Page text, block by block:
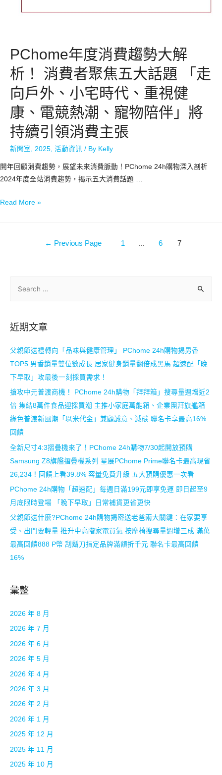
PChome年度消費趨勢大解
析！ 消費者聚焦五大話題 「走
向戶外、小宅時代、重視健
康、電競熱潮、寵物陪伴」將
持續引領消費主張
新聞室, 2025, 活動資訊 / By Kelly
開年回顧消費趨勢，展望未來消費脈動！PChome 24h購物深入剖析
2024年度全站消費趨勢，揭示五大消費話題 …
Read More »
← Previous Page 1 ... 6 7
近期文章
父親節送禮轉向「品味與健康管理」 PChome 24h購物揭男香
TOP5 男香銷量雙位數成長 居家健身銷量翻倍成黑馬 超速配「晚
下早取」攻最後一刻採買需求！
搶攻中元普渡商機！ PChome 24h購物「拜拜箱」搜尋量週增近2
倍 集結8萬件食品迎採買潮 主推小家庭萬能箱、企業團拜旗艦箱
綠色普渡新風潮「以米代金」兼顧誠意、減碳 聯名卡享最高16%
回饋
全新尺寸4:3摺疊機來了！PChome 24h購物7/30起開放預購
Samsung Z8旗艦摺疊機系列 星展PChome Prime聯名卡最高現省
26,234！回饋上看39.8% 容量免費升級 五大預購優惠一次看
PChome 24h購物「超速配」每週日滿199元即享免運 即日起至9
月底限時登場 「晚下早取」日常補貨更省更快
父親節送什麼?PChome 24h購物揭密送老爸兩大關鍵：在家要享
受、出門要輕量 推升中高階家電買氣 按摩椅搜尋量週增三成 滿萬
最高回饋888 P幣 刮鬍刀指定品牌滿額折千元 聯名卡最高回饋
16%
彙整
2026 年 8 月
2026 年 7 月
2026 年 6 月
2026 年 5 月
2026 年 4 月
2026 年 3 月
2026 年 2 月
2026 年 1 月
2025 年 12 月
2025 年 11 月
2025 年 10 月